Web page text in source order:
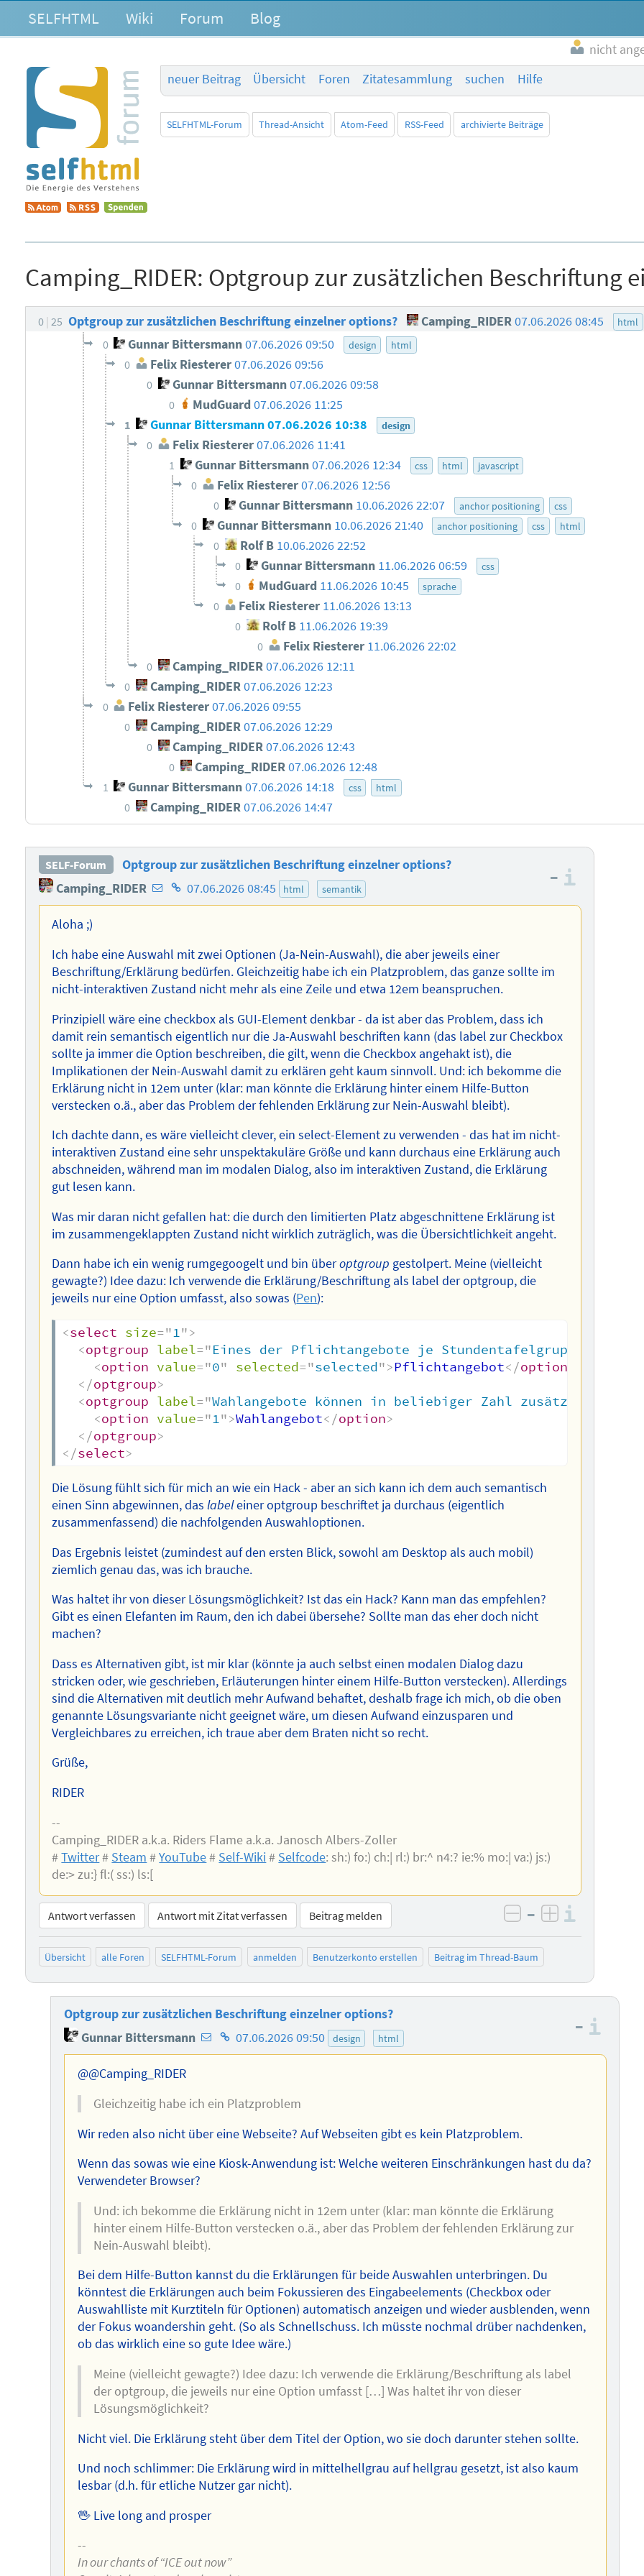
SELFHTML Wiki Forum Blog
nicht
neuer Beitrag
Übersicht Foren Zitatesammlung suchen Hilfe
SELFHTML-Forum Thread-Ansicht Atom-Feed RSS-Feed archivierte Beiträge
Camping_RIDER: Optgroup zur zusätzlichen Beschriftung
0 25 Optgroup zur zusätzlichen Beschriftung einzelner options? Camping_RIDER07.06.2026 08:45 html
0 Gunnar Bittersmann07.06.2026 09:50 design html
0 Felix Riesterer07.06.2026 09:56
0 Gunnar Bittersmann07.06.2026 09:58
0 MudGuard 07.06.2026 11:25
1 Gunnar Bittersmann07.06.2026 10:38 design
0 Felix Riesterer07.06.2026 11:41
1 Gunnar Bittersmann07.06.2026 12:34 css html javascript
0 Felix Riesterer 07.06.2026 12:56
0 Gunnar Bittersmann 10.06.2026 22:07 anchor positioning css
0 Gunnar Bittersmann 10.06.2026 21:40 anchor positioning css html
0 Rolf B 10.06.2026 22:52
0 Gunnar Bittersmann 11.06.2026 06:59 css
0 MudGuard 11.06.2026 10:45 sprache
0 Felix Riesterer 11.06.2026 13:13
0 Rolf B 11.06.2026 19:39
0 Felix Riesterer 11.06.2026 22:02
0 Camping_RIDER07.06.2026 12:11
0 Camping_RIDER07.06.2026 12:23
0 Felix Riesterer07.06.2026 09:55
0 Camping_RIDER07.06.2026 12:29
0 Camping_RIDER07.06.2026 12:43
0 Camping_RIDER07.06.2026 12:48
1 Gunnar Bittersmann07.06.2026 14:18 css html
0 Camping_RIDER07.06.2026 14:47
SELF-Forum
Optgroup zur zusätzlichen Beschriftung einzelner options?
Camping_RIDER E-
Mail-
Autors
Homepage
des
07.06.2026 08:45 html semantik
–
Aloha ;)
Ich habe eine Auswahl mit zwei Optionen (Ja-Nein-Auswahl), die aber jeweils einer
Beschriftung/Erklärung bedürfen. Gleichzeitig habe ich ein Platzproblem, das ganze sollte im
nicht-interaktiven Zustand nicht mehr als eine Zeile und etwa 12em beanspruchen.
Prinzipiell wäre eine checkbox als GUI-Element denkbar - da ist aber das Problem, dass ich
damit rein semantisch eigentlich nur die Ja-Auswahl beschriften kann (das label zur Checkbox
sollte ja immer die Option beschreiben, die gilt, wenn die Checkbox angehakt ist), die
Implikationen der Nein-Auswahl damit zu erklären geht kaum sinnvoll. Und: ich bekomme die
Erklärung nicht in 12em unter (klar: man könnte die Erklärung hinter einem Hilfe-Button
verstecken o.ä., aber das Problem der fehlenden Erklärung zur Nein-Auswahl bleibt).
Ich dachte dann, es wäre vielleicht clever, ein select-Element zu verwenden - das hat im nicht-
interaktiven Zustand eine sehr unspektakuläre Größe und kann durchaus eine Erklärung auch
abschneiden, während man im modalen Dialog, also im interaktiven Zustand, die Erklärung
gut lesen kann.
Was mir daran nicht gefallen hat: die durch den limitierten Platz abgeschnittene Erklärung ist
im zusammengeklappten Zustand nicht wirklich zuträglich, was die Übersichtlichkeit angeht.
Dann habe ich ein wenig rumgegoogelt und bin überoptgroup gestolpert. Meine (vielleicht
gewagte?) Idee dazu: Ich verwende die Erklärung/Beschriftung als label der optgroup, die
jeweils nur eine Option umfasst, also sowas (Pen):
<select size="1">
<optgroup label="Eines der Pflichtangebote je Stundentafelgruppe muss
<option value="0" selected="selected">Pflichtangebot</option
</optgroup>
<optgroup label="Wahlangebote können in beliebiger Zahl zusätzlich
<option value="1">Wahlangebot</option>
</optgroup>
</select>
Die Lösung fühlt sich für mich an wie ein Hack - aber an sich kann ich dem auch semantisch
einen Sinn abgewinnen, daslabeleiner optgroup beschriftet ja durchaus (eigentlich
zusammenfassend) die nachfolgenden Auswahloptionen.
Das Ergebnis leistet (zumindest auf den ersten Blick, sowohl am Desktop als auch mobil)
ziemlich genau das, was ich brauche.
Was haltet ihr von dieser Lösungsmöglichkeit? Ist das ein Hack? Kann man das empfehlen?
Gibt es einen Elefanten im Raum, den ich dabei übersehe? Sollte man das eher doch nicht
machen?
Dass es Alternativen gibt, ist mir klar (könnte ja auch selbst einen modalen Dialog dazu
stricken oder, wie geschrieben, Erläuterungen hinter einem Hilfe-Button verstecken). Allerdings
sind die Alternativen mit deutlich mehr Aufwand behaftet, deshalb frage ich mich, ob die oben
genannte Lösungsvariante nicht geeignet wäre, um diesen Aufwand einzusparen und
Vergleichbares zu erreichen, ich traue aber dem Braten nicht so recht.
Grüße,
RIDER
--
Camping_RIDER a.k.a. Riders Flame a.k.a. Janosch Albers-Zoller
#Twitter# Steam #YouTube# Self-Wiki# Selfcode: sh:) fo:) ch:| rl:) br:^ n4:? ie:% mo:| va:) js:)
de:> zu:} fl:( ss:) ls:[
Antwort verfassen Antwort mit Zitat verfassen Beitrag melden negativ bewerten
– positiv
Übersicht alle Foren SELFHTML-Forum anmelden Benutzerkonto erstellen Beitrag im Thread-Baum
Optgroup zur zusätzlichen Beschriftung einzelner options?
Gunnar Bittersmann E-
Mail-
Homepage
des
07.06.2026 09:50 design html
–
@@Camping_RIDER
Gleichzeitig habe ich ein Platzproblem
Wir reden also nicht über eine Webseite? Auf Webseiten gibt es kein Platzproblem.
Wenn das sowas wie eine Kiosk-Anwendung ist: Welche weiteren Einschränkungen hast du da?
Verwendeter Browser?
Und: ich bekomme die Erklärung nicht in 12em unter (klar: man könnte die Erklärung
hinter einem Hilfe-Button verstecken o.ä., aber das Problem der fehlenden Erklärung zur
Nein-Auswahl bleibt).
Bei dem Hilfe-Button kannst du die Erklärungen für beide Auswahlen unterbringen. Du
könntest die Erklärungen auch beim Fokussieren des Eingabeelements (Checkbox oder
Auswahlliste mit Kurztiteln für Optionen) automatisch anzeigen und wieder ausblenden, wenn
der Fokus woandershin geht. (So als Schnellschuss. Ich müsste nochmal drüber nachdenken,
ob das wirklich eine so gute Idee wäre.)
Meine (vielleicht gewagte?) Idee dazu: Ich verwende die Erklärung/Beschriftung als label
der optgroup, die jeweils nur eine Option umfasst […] Was haltet ihr von dieser
Lösungsmöglichkeit?
Nicht viel. Die Erklärung steht über dem Titel der Option, wo sie doch darunter stehen sollte.
Und noch schlimmer: Die Erklärung wird in mittelhellgrau auf hellgrau gesetzt, ist also kaum
lesbar (d.h. für etliche Nutzer gar nicht).
🖖 Live long and prosper
--
In our chants of “ICE out now”